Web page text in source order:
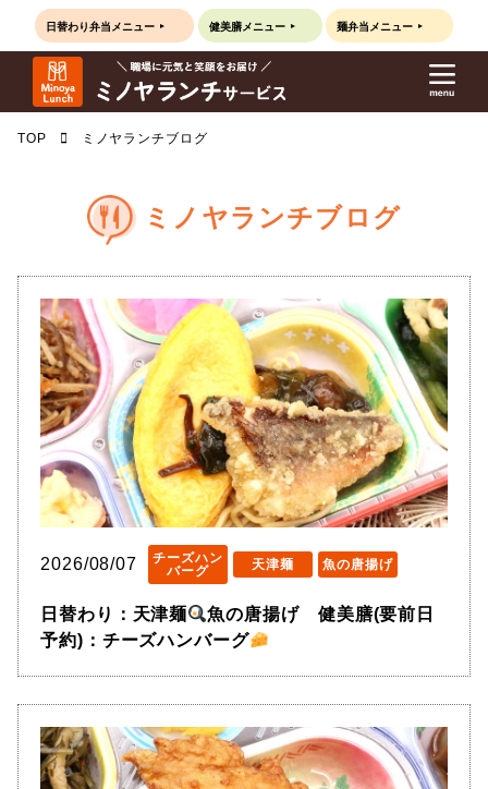
日替わり弁当 メニュー 健美膳メニュー 麺弁当 メニュー
TOP ミノヤランチブログ
ミノヤランチブログ
2026/08/07
チーズハン
バーグ
天津麺 魚の唐揚げ
日替わり：天津麺
魚の唐揚げ 健美膳(要前日
予約)：チーズハンバーグ